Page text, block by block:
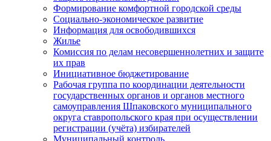
Формирование комфортной городской среды
Социально-экономическое развитие
Информация для освободившихся
Жилье
Комиссия по делам несовершеннолетних и защите
их прав
Инициативное бюджетирование
Рабочая группа по координации деятельности
государственных органов и органов местного
самоуправления Шпаковского муниципального
округа ставропольского края при осуществлении
регистрации (учёта) избирателей